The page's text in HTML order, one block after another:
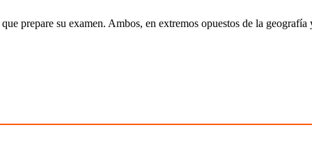
prepare su examen. Ambos, en extremos opuestos de la